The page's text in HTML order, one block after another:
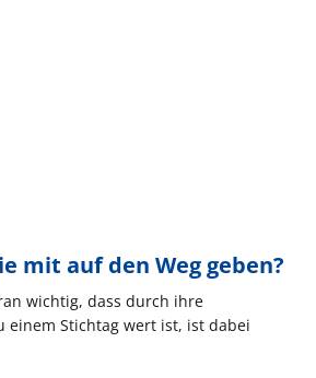
mit auf den Weg geben?
wichtig, dass durch ihre
einem Stichtag wert ist, ist dabei